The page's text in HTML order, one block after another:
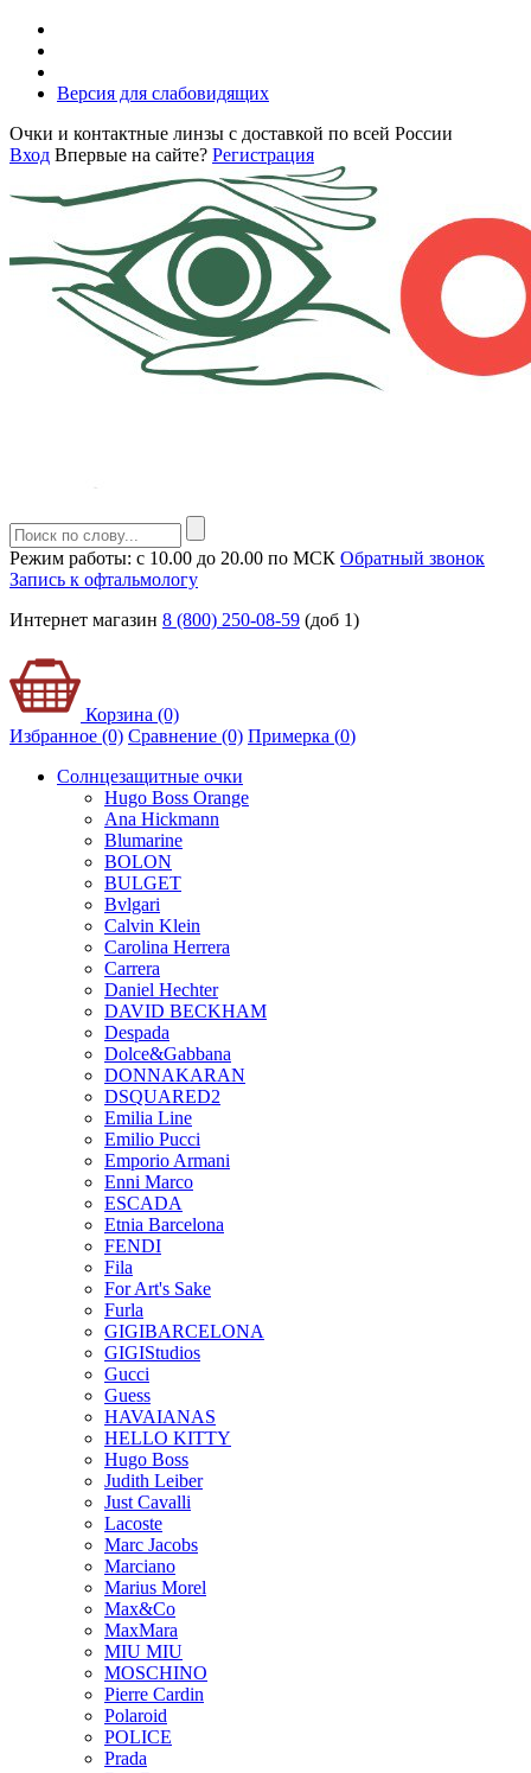
Версия для слабовидящих
Очки и контактные линзы с доставкой по всей России
Вход Впервые на сайте? Регистрация
Режим работы: с 10.00 до 20.00 по МСК Обратный звонок
Запись к офтальмологу
Интернет магазин 8 (800) 250-08-59 (доб 1)
Корзина (0)
Избранное (0) Сравнение (0) Примерка (0)
Солнцезащитные очки
Hugo Boss Orange
Ana Hickmann
Blumarine
BOLON
BULGET
Bvlgari
Calvin Klein
Carolina Herrera
Carrera
Daniel Hechter
DAVID BECKHAM
Despada
Dolce&Gabbana
DONNAKARAN
DSQUARED2
Emilia Line
Emilio Pucci
Emporio Armani
Enni Marco
ESCADA
Etnia Barcelona
FENDI
Fila
For Art's Sake
Furla
GIGIBARCELONA
GIGIStudios
Gucci
Guess
HAVAIANAS
HELLO KITTY
Hugo Boss
Judith Leiber
Just Cavalli
Lacoste
Marc Jacobs
Marciano
Marius Morel
Max&Co
MaxMara
MIU MIU
MOSCHINO
Pierre Cardin
Polaroid
POLICE
Prada